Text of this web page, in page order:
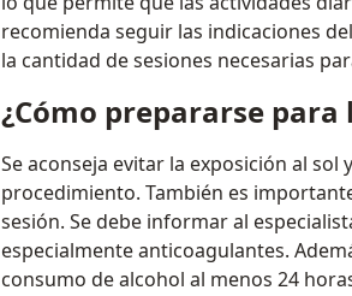
recomienda seguir las indicaciones
la cantidad de sesiones necesarias
¿Cómo prepararse
Se aconseja evitar la exposición al
procedimiento. También es
sesión. Se debe informar al
especialmente anticoagulantes.
consumo de alcohol al menos 24